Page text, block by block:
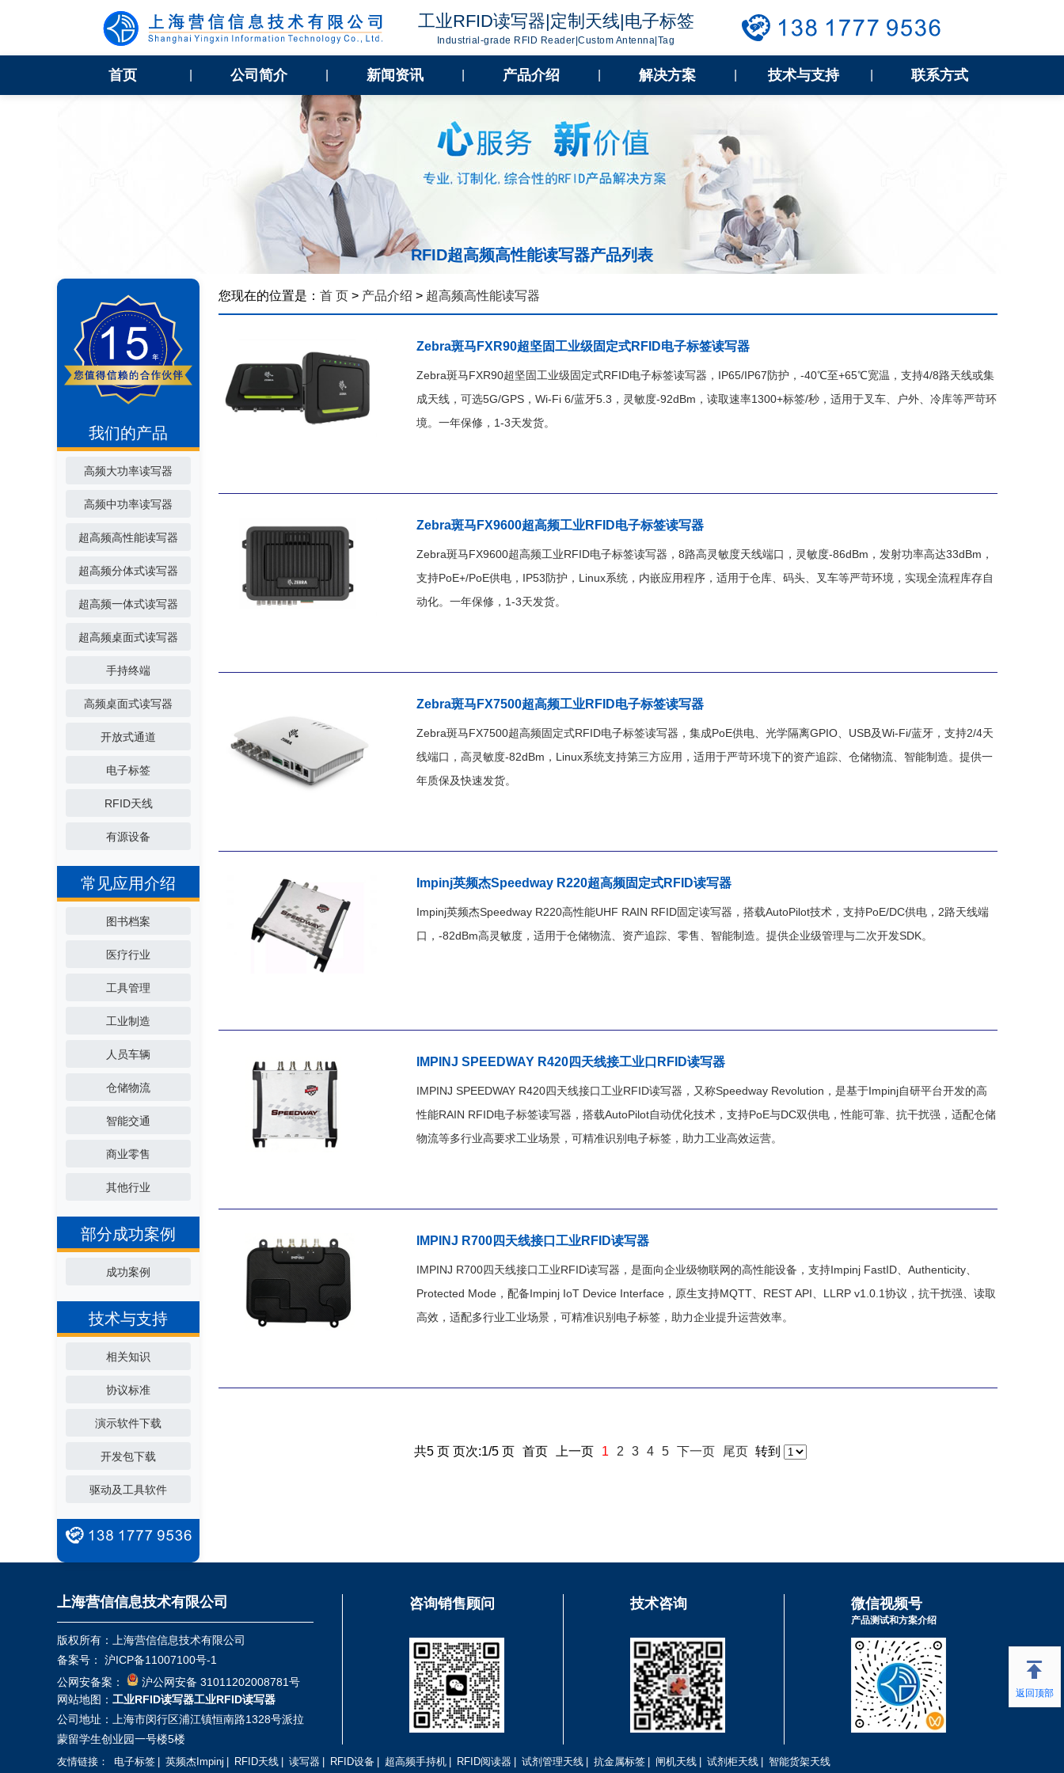
工业RFID读写器|定制天线|电子标签
Industrial-grade RFID Reader|Custom Antenna|Tag
首页 公司简介 新闻资讯 产品介绍 解决方案 技术与支持 联系方式
RFID超高频高性能读写器产品列表
我们的产品
高频大功率读写器
高频中功率读写器
超高频高性能读写器
超高频分体式读写器
超高频一体式读写器
超高频桌面式读写器
手持终端
高频桌面式读写器
开放式通道
电子标签
RFID天线
有源设备
常见应用介绍
图书档案
医疗行业
工具管理
工业制造
人员车辆
仓储物流
智能交通
商业零售
其他行业
部分成功案例
成功案例
技术与支持
相关知识
协议标准
演示软件下载
开发包下载
驱动及工具软件
您现在的位置是： 首 页 > 产品介绍 > 超高频高性能读写器
Zebra斑马FXR90超坚固工业级固定式RFID电子标签读写器
Zebra斑马FXR90超坚固工业级固定式RFID电子标签读写器，IP65/IP67防护，-40℃至+65℃宽温，支持4/8路天线或集
成天线，可选5G/GPS，Wi-Fi 6/蓝牙5.3，灵敏度-92dBm，读取速率1300+标签/秒，适用于叉车、户外、冷库等严苛环
境。一年保修，1-3天发货。
Zebra斑马FX9600超高频工业RFID电子标签读写器
Zebra斑马FX9600超高频工业RFID电子标签读写器，8路高灵敏度天线端口，灵敏度-86dBm，发射功率高达33dBm，
支持PoE+/PoE供电，IP53防护，Linux系统，内嵌应用程序，适用于仓库、码头、叉车等严苛环境，实现全流程库存自
动化。一年保修，1-3天发货。
Zebra斑马FX7500超高频工业RFID电子标签读写器
Zebra斑马FX7500超高频固定式RFID电子标签读写器，集成PoE供电、光学隔离GPIO、USB及Wi-Fi/蓝牙，支持2/4天
线端口，高灵敏度-82dBm，Linux系统支持第三方应用，适用于严苛环境下的资产追踪、仓储物流、智能制造。提供一
年质保及快速发货。
Impinj英频杰Speedway R220超高频固定式RFID读写器
Impinj英频杰Speedway R220高性能UHF RAIN RFID固定读写器，搭载AutoPilot技术，支持PoE/DC供电，2路天线端
口，-82dBm高灵敏度，适用于仓储物流、资产追踪、零售、智能制造。提供企业级管理与二次开发SDK。
IMPINJ SPEEDWAY R420四天线接工业口RFID读写器
IMPINJ SPEEDWAY R420四天线接口工业RFID读写器，又称Speedway Revolution，是基于Impinj自研平台开发的高
性能RAIN RFID电子标签读写器，搭载AutoPilot自动优化技术，支持PoE与DC双供电，性能可靠、抗干扰强，适配仓储
物流等多行业高要求工业场景，可精准识别电子标签，助力工业高效运营。​
IMPINJ R700四天线接口工业RFID读写器
IMPINJ R700四天线接口工业RFID读写器，是面向企业级物联网的高性能设备，支持Impinj FastID、Authenticity、
Protected Mode，配备Impinj IoT Device Interface，原生支持MQTT、REST API、LLRP v1.0.1协议，抗干扰强、读取
高效，适配多行业工业场景，可精准识别电子标签，助力企业提升运营效率。
共5 页 页次:1/5 页 首页 上一页 1 2 3 4 5 下一页 尾页 转到
上海营信信息技术有限公司
版权所有：上海营信信息技术有限公司
备案号：
沪ICP备11007100号-1
公网安备案：
沪公网安备 31011202008781号
网站地图： 工业RFID读写器工业RFID读写器
公司地址：上海市闵行区浦江镇恒南路1328号派拉
蒙留学生创业园一号楼5楼
咨询销售顾问 技术咨询 微信视频号
产品测试和方案介绍
友情链接： 电子标签 英频杰Impinj RFID天线 读写器 RFID设备 超高频手持机 RFID阅读器 试剂管理天线 抗金属标签 闸机天线 试剂柜天线 智能货架天线
返回顶部